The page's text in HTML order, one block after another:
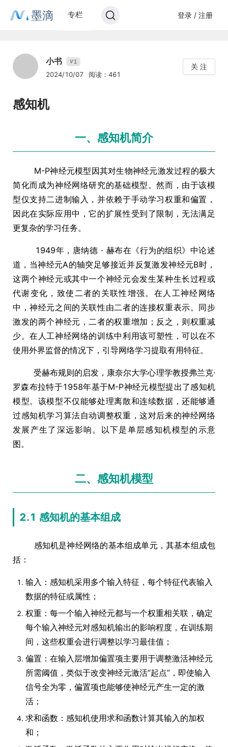
墨滴 专栏 登录 / 注册
小书 V1
2024/10/07 阅读：461
关 注
感知机
一、感知机简介
M-P神经元模型因其对生物神经元激发过程的极大
简化而成为神经网络研究的基础模型。然而，由于该模
型仅支持二进制输入，并依赖于手动学习权重和偏置，
因此在实际应用中，它的扩展性受到了限制，无法满足
更复杂的学习任务。
1949年，唐纳德
赫布在《行为的组织》中论述
道，当神经元A的轴突足够接近并反复激发神经元B时，
这两个神经元或其中一个神经元会发生某种生长过程或
代谢变化，致使二者的关联性增强。在人工神经网络
中，神经元之间的关联性由二者的连接权重表示。同步
激发的两个神经元，二者的权重增加；反之，则权重减
少。在人工神经网络的训练中利用该可塑性，可以在不
使用外界监督的情况下，引导网络学习提取有用特征。
受赫布规则的启发，康奈尔大学心理学教授弗兰克·
罗森布拉特于1958年基于M-P神经元模型提出了感知机
模型。该模型不仅能够处理离散和连续数据，还能够通
过感知机学习算法自动调整权重，这对后来的神经网络
发展产生了深远影响。以下是单层感知机模型的示意
图。
二、感知机模型
2.1 感知机的基本组成
感知机是神经网络的基本组成单元，其基本组成包
括：
输入：感知机采用多个输入特征，每个特征代表输入
数据的特征或属性；
权重：每一个输入神经元都与一个权重相关联，确定
每个输入神经元对感知机输出的影响程度，在训练期
间，这些权重会进行调整以学习最佳值；
偏置：在输入层增加偏置项主要用于调整激活神经元
所需阈值，类似于改变神经元激活“起点”，即使输入
信号全为零，偏置项也能够使神经元产生一定的激
活；
求和函数：感知机使用求和函数计算其输入的加权
和；